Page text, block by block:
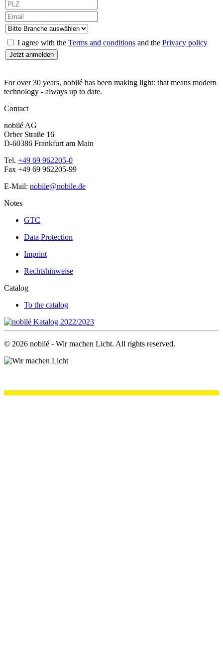
I agree with the Terms and conditions and the Privacy policy
For over 30 years, nobilé has been making light: that means modern
technology - always up to date.
Contact
nobilé AG
Orber Straße 16
D-60386 Frankfurt am Main
Tel. +49 69 962205-0
Fax +49 69 962205-99
E-Mail: nobile@nobile.de
Notes
GTC
Data Protection
Imprint
Rechtshinweise
Catalog
To the catalog
© 2026 nobilé - Wir machen Licht. All rights reserved.